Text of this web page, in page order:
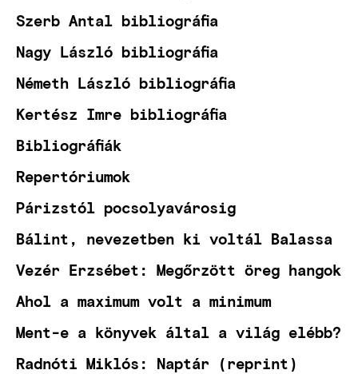
Szerb Antal bibliográfia
Nagy László bibliográfia
Németh László bibliográfia
Kertész Imre bibliográfia
Bibliográfiák
Repertóriumok
Párizstól pocsolyavárosig
Bálint, nevezetben ki voltál Balassa
Vezér Erzsébet: Megőrzött öreg hangok
Ahol a maximum volt a minimum
Ment-e a könyvek által a világ elébb?
Radnóti Miklós: Naptár (reprint)